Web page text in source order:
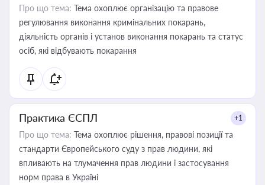
Про що тема: Тема охоплює організацію та правове
регулювання виконання кримінальних покарань,
діяльність органів і установ виконання покарань та статус
осіб, які відбувають покарання
Практика ЄСПЛ +1
Про що тема: Тема охоплює рішення, правові позиції та
стандарти Європейського суду з прав людини, які
впливають на тлумачення прав людини і застосування
норм права в Україні